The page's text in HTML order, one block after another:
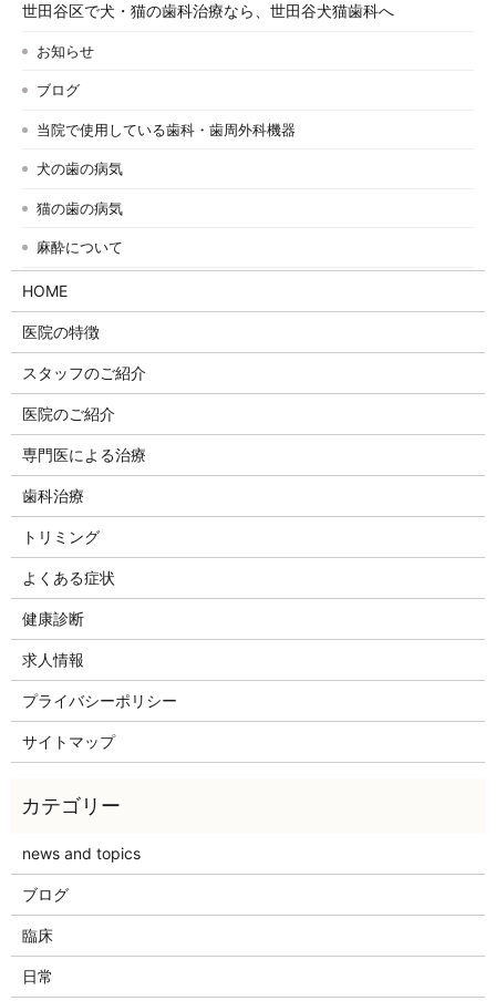
世田谷区で犬・猫の歯科治療なら、世田谷犬猫歯科へ
お知らせ
ブログ
当院で使用している歯科・歯周外科機器
犬の歯の病気
猫の歯の病気
麻酔について
HOME
医院の特徴
スタッフのご紹介
医院のご紹介
専門医による治療
歯科治療
トリミング
よくある症状
健康診断
求人情報
プライバシーポリシー
サイトマップ
news and topics
ブログ
臨床
日常